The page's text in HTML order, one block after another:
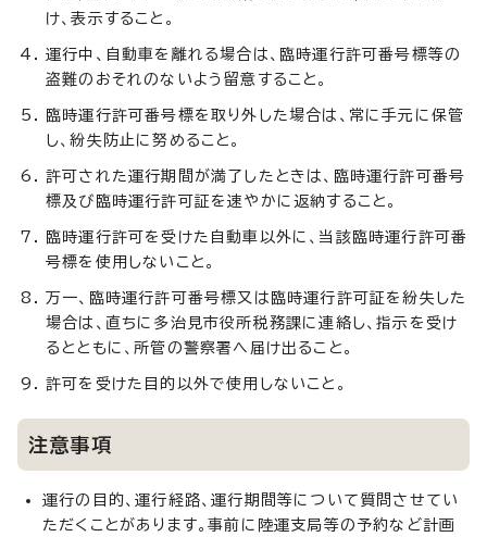
け、表示すること。
運行中、自動車を離れる場合は、臨時運行許可番号標等の
盗難のおそれのないよう留意すること。
臨時運行許可番号標を取り外した場合は、常に手元に保管
し、紛失防止に努めること。
許可された運行期間が満了したときは、臨時運行許可番号
標及び臨時運行許可証を速やかに返納すること。
臨時運行許可を受けた自動車以外に、当該臨時運行許可番
号標を使用しないこと。
万一、臨時運行許可番号標又は臨時運行許可証を紛失した
場合は、直ちに多治見市役所税務課に連絡し、指示を受け
るとともに、所管の警察署へ届け出ること。
許可を受けた目的以外で使用しないこと。
注意事項
運行の目的、運行経路、運行期間等について質問させてい
ただくことがあります。事前に陸運支局等の予約など計画